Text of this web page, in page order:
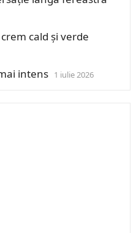
cald și verde
intens 1 iulie 2026